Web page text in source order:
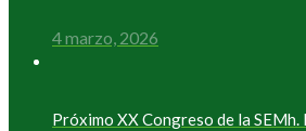
4 marzo, 2026
Próximo XX Congreso de la